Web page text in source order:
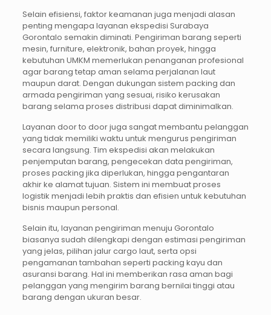
Selain efisiensi, faktor keamanan juga menjadi alasan
penting mengapa layanan ekspedisi Surabaya
Gorontalo semakin diminati. Pengiriman barang seperti
mesin, furniture, elektronik, bahan proyek, hingga
kebutuhan UMKM memerlukan penanganan profesional
agar barang tetap aman selama perjalanan laut
maupun darat. Dengan dukungan sistem packing dan
armada pengiriman yang sesuai, risiko kerusakan
barang selama proses distribusi dapat diminimalkan.
Layanan door to door juga sangat membantu pelanggan
yang tidak memiliki waktu untuk mengurus pengiriman
secara langsung. Tim ekspedisi akan melakukan
penjemputan barang, pengecekan data pengiriman,
proses packing jika diperlukan, hingga pengantaran
akhir ke alamat tujuan. Sistem ini membuat proses
logistik menjadi lebih praktis dan efisien untuk kebutuhan
bisnis maupun personal.
Selain itu, layanan pengiriman menuju Gorontalo
biasanya sudah dilengkapi dengan estimasi pengiriman
yang jelas, pilihan jalur cargo laut, serta opsi
pengamanan tambahan seperti packing kayu dan
asuransi barang. Hal ini memberikan rasa aman bagi
pelanggan yang mengirim barang bernilai tinggi atau
barang dengan ukuran besar.